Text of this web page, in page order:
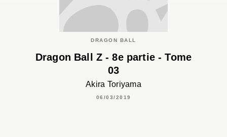
DRAGON BALL
Dragon Ball Z - 8e partie - Tome
03
Akira Toriyama
06/03/2019